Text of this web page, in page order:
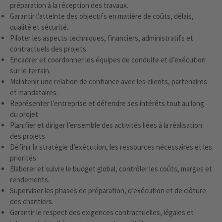
préparation à la réception des travaux.
Garantir l’atteinte des objectifs en matière de coûts, délais,
qualité et sécurité.
Piloter les aspects techniques, financiers, administratifs et
contractuels des projets.
Encadrer et coordonner les équipes de conduite et d’exécution
sur le terrain.
Maintenir une relation de confiance avec les clients, partenaires
et mandataires.
Représenter l’entreprise et défendre ses intérêts tout au long
du projet.
Planifier et diriger l’ensemble des activités liées à la réalisation
des projets.
Définir la stratégie d’exécution, les ressources nécessaires et les
priorités.
Élaborer et suivre le budget global, contrôler les coûts, marges et
rendements.
Superviser les phases de préparation, d’exécution et de clôture
des chantiers.
Garantir le respect des exigences contractuelles, légales et